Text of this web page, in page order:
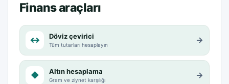
Finans araçları
↔ Döviz çevirici
Tüm tutarları hesaplayın →
◆ Altın hesaplama
Gram ve ziynet karşılığı →